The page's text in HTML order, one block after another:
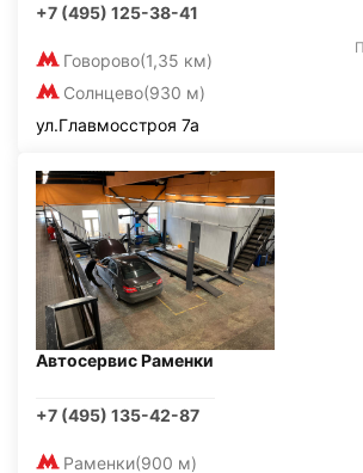
+7 (495) 125-38-41
Говорово(1,35 км)
Солнцево(930 м)
ул.Главмосстроя 7а
Автосервис Раменки
+7 (495) 135-42-87
Раменки(900 м)